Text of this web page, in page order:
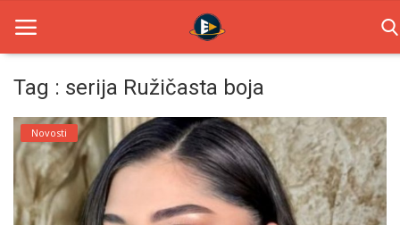
Home
Novosti
TV Serije
Tag : serija Ružičasta boja
Novosti